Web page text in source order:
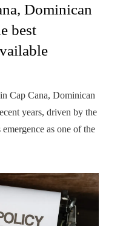
Dominican
best
Cap Cana, Dominican
years, driven by the
as one of the